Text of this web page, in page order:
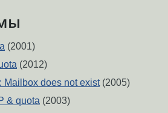
(2001)
(2012)
Mailbox does not exist(2005)
& quota (2003)